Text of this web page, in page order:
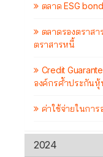
ตลาด ESG
ตลาดรองตราส
ตราสารหนี้
Credit
องค์กรค้ำประกัน
ค่าใช้จ่ายในกา
2024